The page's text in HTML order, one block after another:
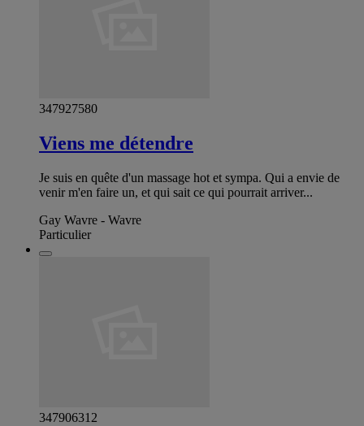
347927580
Viens me détendre
Je suis en quête d'un massage hot et sympa. Qui a envie de
venir m'en faire un, et qui sait ce qui pourrait arriver...
Gay Wavre - Wavre
Particulier
347906312